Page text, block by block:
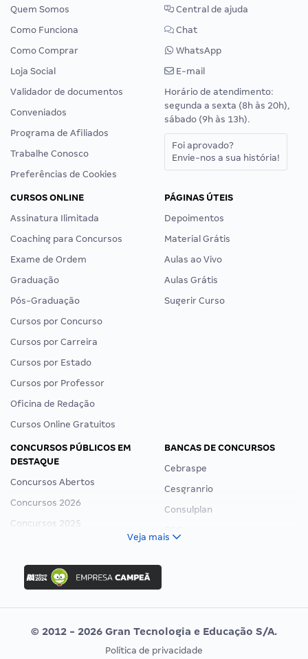
Quem Somos
Como Funciona
Como Comprar
Loja Social
Validador de documentos
Conveniados
Programa de Afiliados
Trabalhe Conosco
Preferências de Cookies
Central de ajuda
Chat
WhatsApp
E-mail
Horário de atendimento:
segunda a sexta (8h às 20h),
sábado (9h às 13h).
Foi aprovado?
Envie-nos a sua história!
CURSOS ONLINE
Assinatura Ilimitada
Coaching para Concursos
Exame de Ordem
Graduação
Pós-Graduação
Cursos por Concurso
Cursos por Carreira
Cursos por Estado
Cursos por Professor
Oficina de Redação
Cursos Online Gratuitos
PÁGINAS ÚTEIS
Depoimentos
Material Grátis
Aulas ao Vivo
Aulas Grátis
Sugerir Curso
CONCURSOS PÚBLICOS EM
DESTAQUE
Concursos Abertos
Concursos 2026
Concursos 2025
Concurso Ibama
Concurso MPU
Editais publicados
BANCAS DE CONCURSOS
Cebraspe
Cesgranrio
Consulplan
Vunesp
CONCURSOS POR PROFISSÃO EXAME DE ORDEM
Veja mais
© 2012 - 2026 Gran Tecnologia e Educação S/A.
Política de privacidade